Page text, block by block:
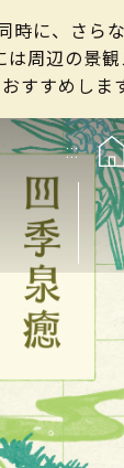
に、さら
周辺の景
すすめします
:::